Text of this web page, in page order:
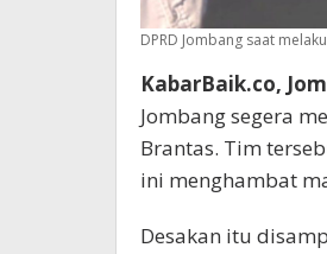
DPRD Jombang saat
KabarBaik.co,
Jombang segera
Brantas. Tim
ini menghambat
Desakan itu